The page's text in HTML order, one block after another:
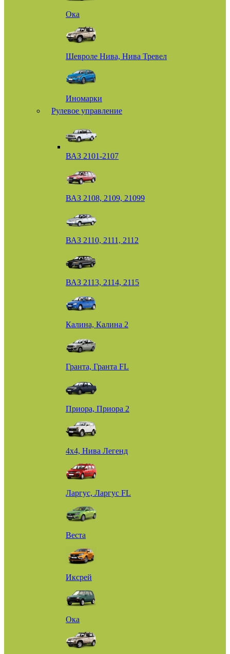
Ока
Шевроле Нива, Нива Тревел
Иномарки
Рулевое управление
ВАЗ 2101-2107
ВАЗ 2108, 2109, 21099
ВАЗ 2110, 2111, 2112
ВАЗ 2113, 2114, 2115
Калина, Калина 2
Гранта, Гранта FL
Приора, Приора 2
4х4, Нива Легенд
Ларгус, Ларгус FL
Веста
Иксрей
Ока